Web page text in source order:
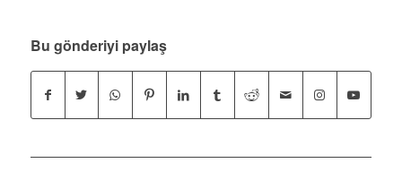
Bu gönderiyi paylaş